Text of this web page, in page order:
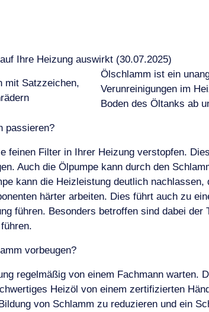
Ihre Heizung auswirkt (30.07.2025)
Ölschlamm ist ein
Verunreinigungen im
Boden des Öltanks ab
passieren?
feinen Filter in Ihrer Heizung verstopfen.
Auch die Ölpumpe kann durch den
kann die Heizleistung deutlich
härter arbeiten. Dies führt auch zu
führen. Besonders betroffen sind dabei
vorbeugen?
regelmäßig von einem Fachmann warten.
Heizöl von einem zertifizierten
von Schlamm zu reduzieren und ein